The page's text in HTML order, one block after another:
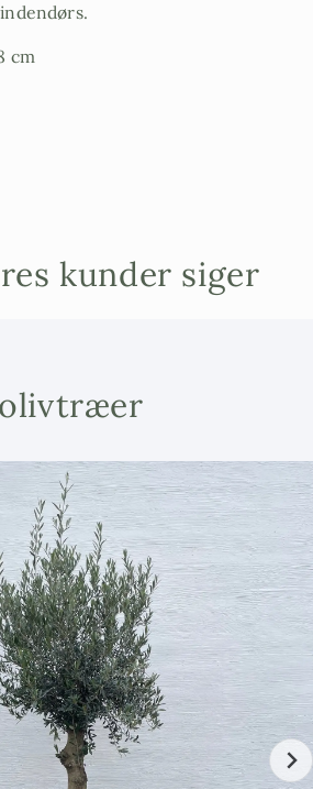
cm
53,5 cm
kunder siger